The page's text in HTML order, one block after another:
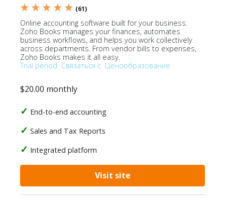
★ ★ ★ ★ ★ (61)
Online accounting software built for your business.
Zoho Books manages your finances, automates
business workflows, and helps you work collectively
across departments. From vendor bills to expenses,
Zoho Books makes it all easy.
Trial period Связаться с Ценообразование
$20.00 monthly
End-to-end accounting
Sales and Tax Reports
Integrated platform
Visit site